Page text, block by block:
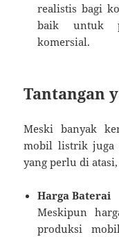
realistis bagi
baik untuk
komersial.
Tantangan
Meski banyak
mobil listrik juga
yang perlu di
Harga Baterai
Meskipun
produksi